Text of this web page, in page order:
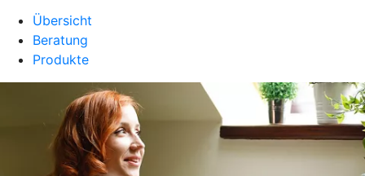
Übersicht
Beratung
Produkte